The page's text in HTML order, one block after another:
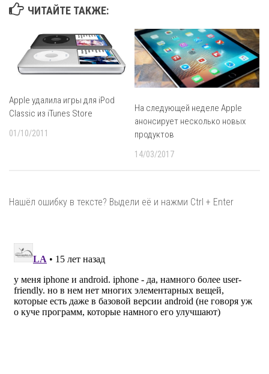
ЧИТАЙТЕ ТАКЖЕ:
Apple удалила игры для iPod
Classic из iTunes Store
01/10/2011
На следующей неделе Apple
анонсирует несколько новых
продуктов
14/03/2017
Нашёл ошибку в тексте? Выдели её и нажми Ctrl + Enter